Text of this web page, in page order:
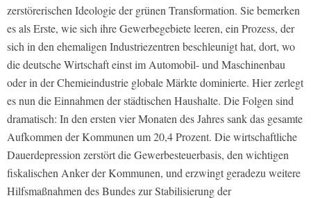
zerstörerischen Ideologie der grünen Transformation. Sie bemerken
es als Erste, wie sich ihre Gewerbegebiete leeren, ein Prozess, der
sich in den ehemaligen Industriezentren beschleunigt hat, dort, wo
die deutsche Wirtschaft einst im Automobil- und Maschinenbau
oder in der Chemieindustrie globale Märkte dominierte. Hier zerlegt
es nun die Einnahmen der städtischen Haushalte. Die Folgen sind
dramatisch: In den ersten vier Monaten des Jahres sank das gesamte
Aufkommen der Kommunen um 20,4 Prozent. Die wirtschaftliche
Dauerdepression zerstört die Gewerbesteuerbasis, den wichtigen
fiskalischen Anker der Kommunen, und erzwingt geradezu weitere
Hilfsmaßnahmen des Bundes zur Stabilisierung der